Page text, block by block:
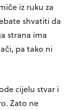
iz ruku za
shvatiti da
strana ima
pa tako ni
cijelu stvar i
Zato ne